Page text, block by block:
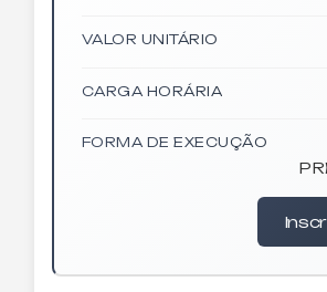
VALOR UNITÁRIO
CARGA HORÁRIA
FORMA DE EXECUÇÃO